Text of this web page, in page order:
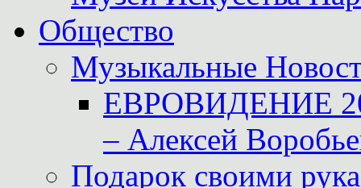
Общество
Музыкальные
ЕВРОВИДЕНИЕ
– Алексей
Подарок своими